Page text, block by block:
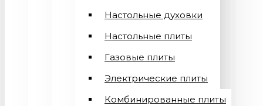
Настольные духовки
Настольные плиты
Газовые плиты
Электрические плиты
Комбинированные плиты